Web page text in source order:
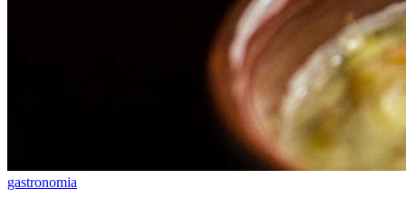
Libertadores
Sul-Americana
gastronomia